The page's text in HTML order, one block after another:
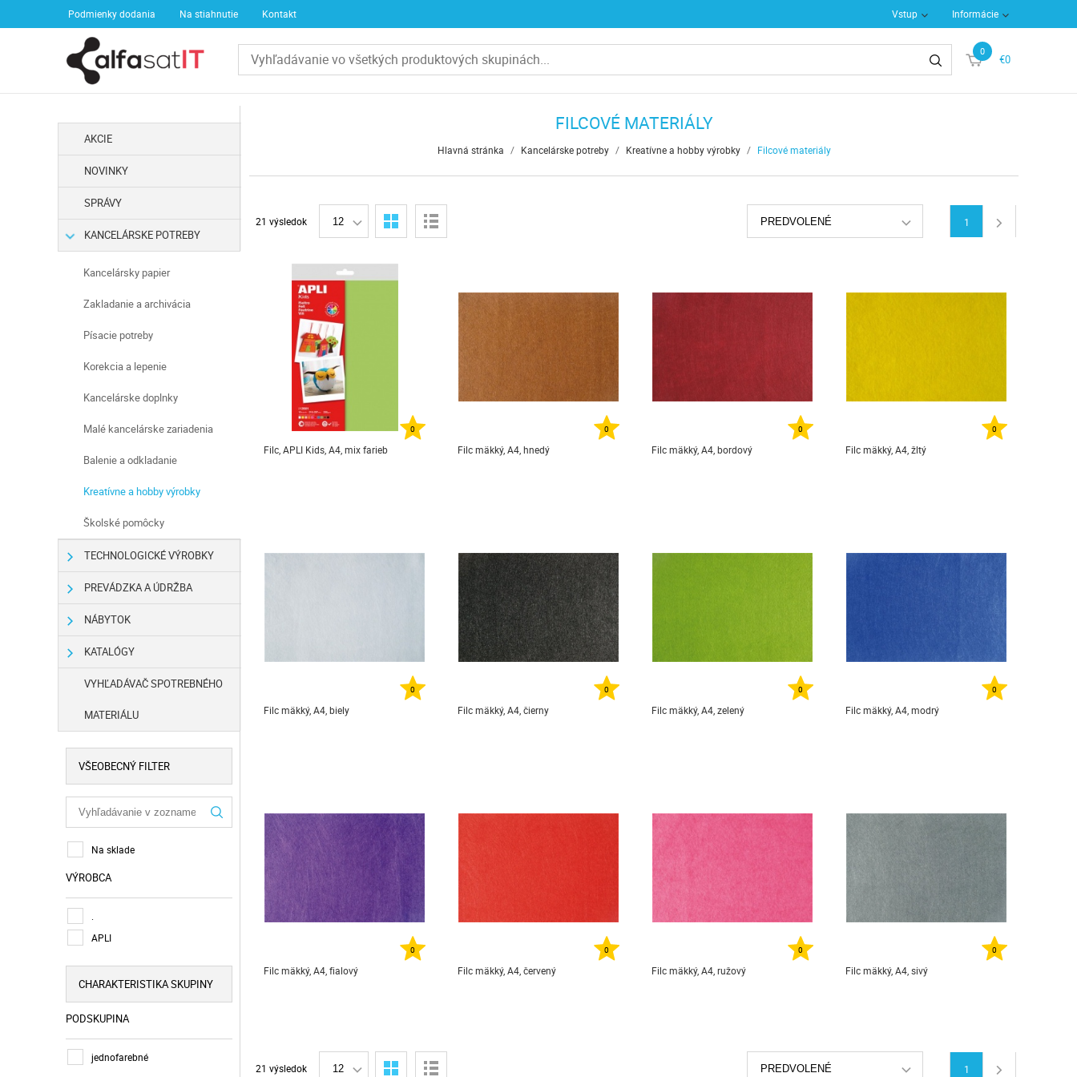
Podmienky dodania Na stiahnutie Kontakt Vstup Informácie
0
€0
AKCIE
NOVINKY
SPRÁVY
KANCELÁRSKE POTREBY
Kancelársky papier
Zakladanie a archivácia
Písacie potreby
Korekcia a lepenie
Kancelárske doplnky
Malé kancelárske zariadenia
Balenie a odkladanie
Kreatívne a hobby výrobky
Školské pomôcky
TECHNOLOGICKÉ VÝROBKY
PREVÁDZKA A ÚDRŽBA
NÁBYTOK
KATALÓGY
VYHĽADÁVAČ SPOTREBNÉHO
MATERIÁLU
VŠEOBECNÝ FILTER
Na sklade
VÝROBCA
APLI
CHARAKTERISTIKA SKUPINY
PODSKUPINA
jednofarebné
FILCOVÉ MATERIÁLY
Hlavná stránka / Kancelárske potreby / Kreatívne a hobby výrobky / Filcové materiály
21 výsledok 12 PREDVOLENÉ 1
0
Filc, APLI Kids, A4, mix farieb
0
Filc mäkký, A4, hnedý
0
Filc mäkký, A4, bordový
0
Filc mäkký, A4, žltý
0
Filc mäkký, A4, biely
0
Filc mäkký, A4, čierny
0
Filc mäkký, A4, zelený
0
Filc mäkký, A4, modrý
0
Filc mäkký, A4, fialový
0
Filc mäkký, A4, červený
0
Filc mäkký, A4, ružový
0
Filc mäkký, A4, sivý
21 výsledok 12 PREDVOLENÉ 1